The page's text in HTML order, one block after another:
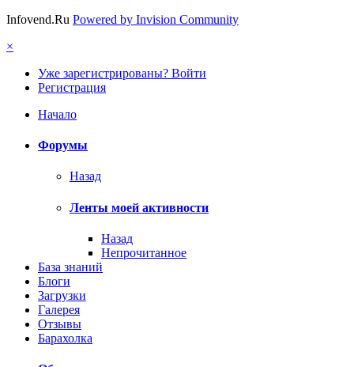
Infovend.Ru Powered by Invision Community
×
Уже зарегистрированы? Войти
Регистрация
Начало
Форумы
Назад
Ленты моей активности
Назад
Непрочитанное
База знаний
Блоги
Загрузки
Галерея
Отзывы
Барахолка